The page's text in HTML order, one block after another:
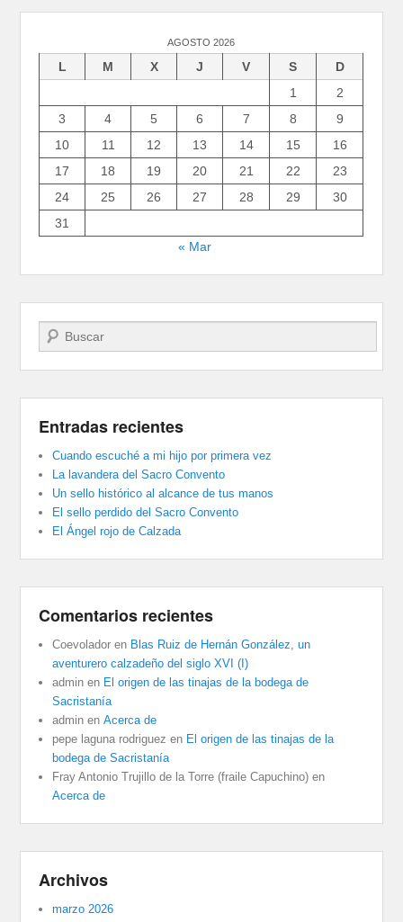
AGOSTO 2026
L M X J V S
D
1
2
3
4 5 6 7 8
9
10
11 12 13 14 15
16
17
18 19 20 21 22
23
24
25 26 27 28 29
30
31
« Mar
Buscar
Entradas recientes
Cuando escuché a mi hijo por primera vez
La lavandera del Sacro Convento
Un sello histórico al alcance de tus manos
El sello perdido del Sacro Convento
El Ángel rojo de Calzada
Comentarios recientes
Coevolador en Blas Ruiz de Hernán González, un
aventurero calzadeño del siglo XVI (I)
admin en El origen de las tinajas de la bodega de
Sacristanía
admin enAcerca de
pepe laguna rodriguez en El origen de las tinajas de la
bodega de Sacristanía
Fray Antonio Trujillo de la Torre (fraile Capuchino) en
Acerca de
Archivos
marzo 2026